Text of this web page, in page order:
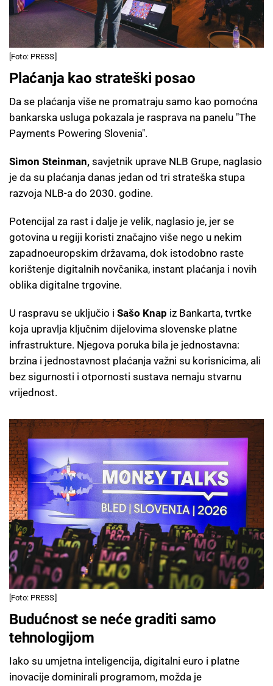
[Foto: PRESS]
Plaćanja kao strateški posao
Da se plaćanja više ne promatraju samo kao pomoćna
bankarska usluga pokazala je rasprava na panelu "The
Payments Powering Slovenia".
Simon Steinman, savjetnik uprave NLB Grupe, naglasio
je da su plaćanja danas jedan od tri strateška stupa
razvoja NLB-a do 2030. godine.
Potencijal za rast i dalje je velik, naglasio je, jer se
gotovina u regiji koristi značajno više nego u nekim
zapadnoeuropskim državama, dok istodobno raste
korištenje digitalnih novčanika, instant plaćanja i novih
oblika digitalne trgovine.
U raspravu se uključio i Sašo Knap iz Bankarta, tvrtke
koja upravlja ključnim dijelovima slovenske platne
infrastrukture. Njegova poruka bila je jednostavna:
brzina i jednostavnost plaćanja važni su korisnicima, ali
bez sigurnosti i otpornosti sustava nemaju stvarnu
vrijednost.
[Foto: PRESS]
Budućnost se neće graditi samo
tehnologijom
Iako su umjetna inteligencija, digitalni euro i platne
inovacije dominirali programom, možda je